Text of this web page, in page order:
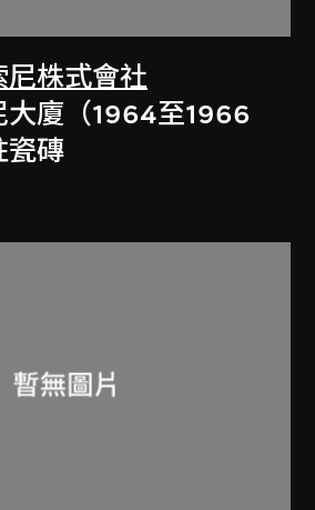
尼株式會社
大廈（1964至1966
瓷磚